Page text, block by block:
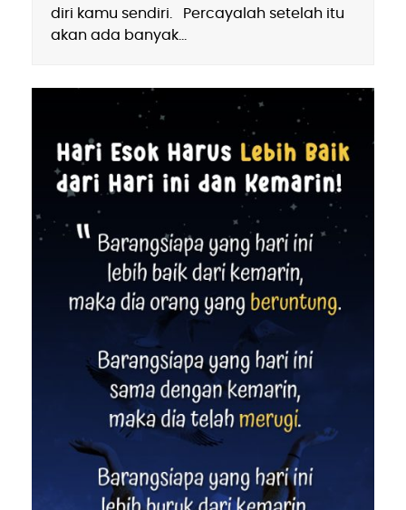
diri kamu sendiri. Percayalah setelah itu
akan ada banyak…